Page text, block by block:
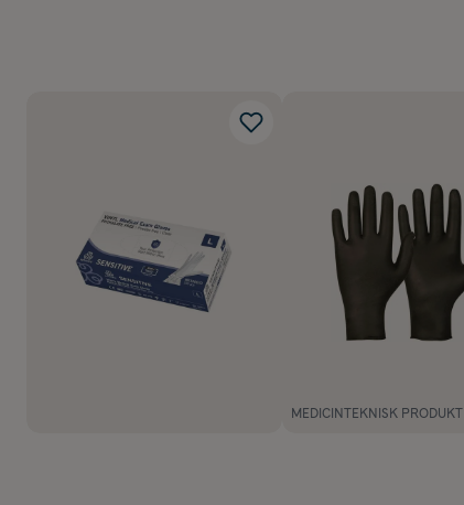
MEDICINTEKNISK PRODUKT